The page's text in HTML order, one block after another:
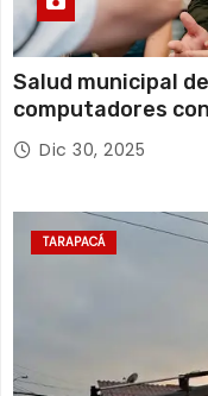
Salud municipal
computadores
Tarapacá
Dic 30, 2025
TARAPACÁ